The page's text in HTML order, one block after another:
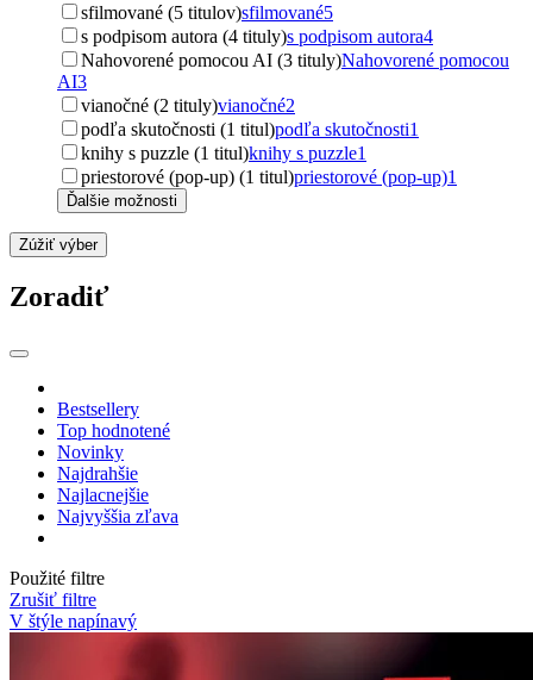
sfilmované (5 titulov)sfilmované5
s podpisom autora (4 tituly)s podpisom autora4
Nahovorené pomocou AI (3 tituly)Nahovorené pomocou
AI3
vianočné (2 tituly)vianočné2
podľa skutočnosti (1 titul)podľa skutočnosti1
knihy s puzzle (1 titul)knihy s puzzle1
priestorové (pop-up) (1 titul)priestorové (pop-up)1
Ďalšie možnosti
Zúžiť výber
Zoradiť
Bestsellery
Top hodnotené
Novinky
Najdrahšie
Najlacnejšie
Najvyššia zľava
Použité filtre
Zrušiť filtre
V štýle napínavý